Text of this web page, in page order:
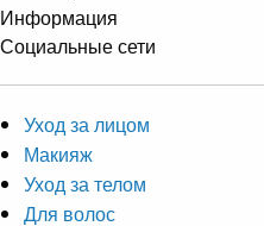
Информация
Социальные сети
Уход за лицом
Макияж
Уход за телом
Для волос